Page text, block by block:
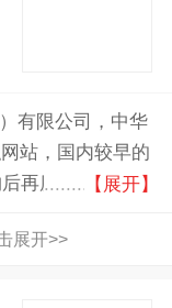
有限公司，中华
站，国内较早的
再度侧重校园与
【展开】
展开>>